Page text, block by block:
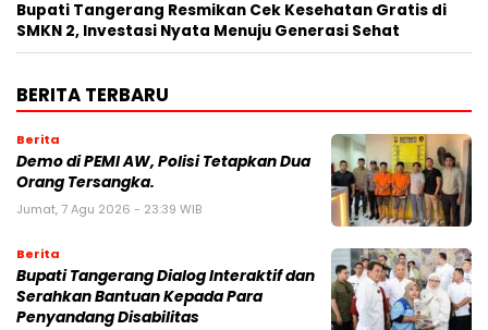
‎Bupati Tangerang Resmikan Cek Kesehatan Gratis di
SMKN 2, Investasi Nyata Menuju Generasi Sehat
BERITA TERBARU
Berita
Demo di PEMI AW, Polisi Tetapkan Dua
Orang Tersangka.
Jumat, 7 Agu 2026 - 23:39 WIB
Berita
Bupati Tangerang Dialog Interaktif dan
Serahkan Bantuan Kepada Para
Penyandang Disabilitas